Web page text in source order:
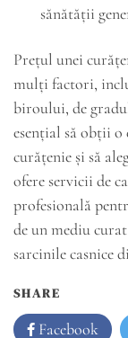
sănătății
Prețul unei
mulți factori,
biroului, de
esențial să obții o
curățenie și să
ofere servicii de
profesională
de un mediu
sarcinile casnice
SHARE
Facebook